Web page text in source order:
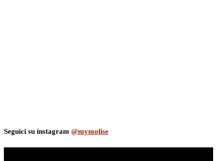
Seguici su instagram @mymolise